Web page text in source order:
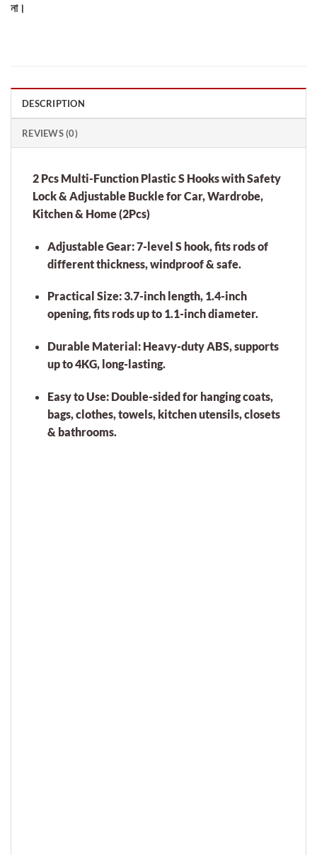
না।
DESCRIPTION
REVIEWS (0)
2 Pcs Multi-Function Plastic S Hooks with Safety
Lock & Adjustable Buckle for Car, Wardrobe,
Kitchen & Home (2Pcs)
Adjustable Gear:7-level S hook, fits rods of
different thickness, windproof & safe.
Practical Size:3.7-inch length, 1.4-inch
opening, fits rods up to 1.1-inch diameter.
Durable Material:Heavy-duty ABS, supports
up to 4KG, long-lasting.
Easy to Use:Double-sided for hanging coats,
bags, clothes, towels, kitchen utensils, closets
& bathrooms.